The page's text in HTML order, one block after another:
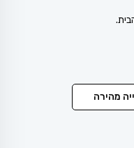
מהירה